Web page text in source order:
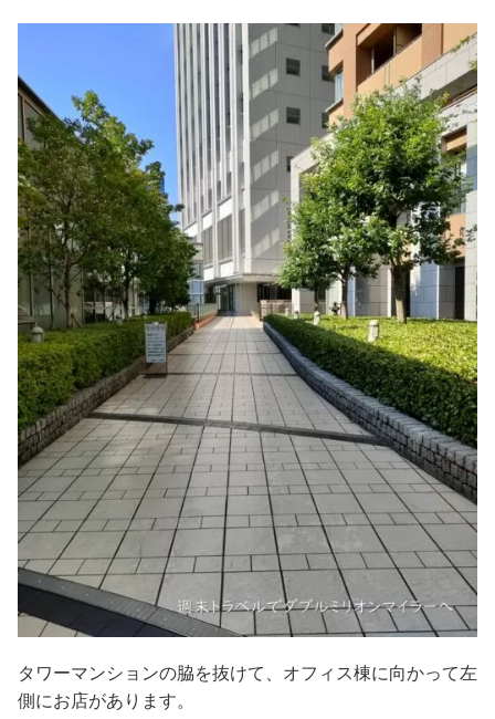
タワーマンションの脇を抜けて、オフィス棟に向かって左
側にお店があります。